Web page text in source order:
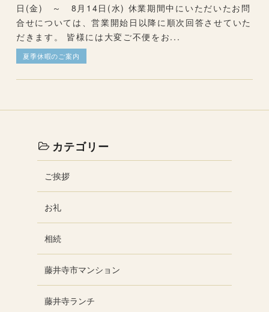
日(金) ～ 8月14日(水) 休業期間中にいただいたお問
合せについては、営業開始日以降に順次回答させていた
だきます。 皆様には大変ご不便をお...
夏季休暇のご案内
カテゴリー
ご挨拶
お礼
相続
藤井寺市マンション
藤井寺ランチ